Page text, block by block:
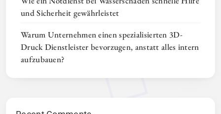
und Sicherheit gewährleistet
Warum Unternehmen einen spezialisierten 3D-
Druck Dienstleister bevorzugen, anstatt alles intern
aufzubauen?